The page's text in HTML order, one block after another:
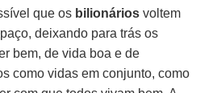
que os bilionários voltem
deixando para trás os
bem, de vida boa e de
como vidas em conjunto, como